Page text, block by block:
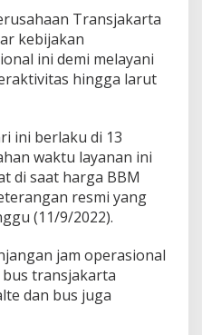
Transjakarta
kebijakan
ini demi melayani
hingga larut
ini berlaku di 13
waktu layanan ini
di saat harga BBM
resmi yang
(11/9/2022).
jam operasional
transjakarta
dan bus juga